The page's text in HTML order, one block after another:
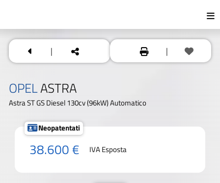
| |
OPELASTRA
Astra ST GS Diesel 130cv (96kW) Automatico
Neopatentati
38.600 € IVA Esposta